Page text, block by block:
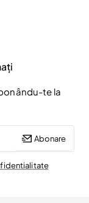
te la
Abonare